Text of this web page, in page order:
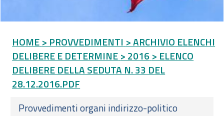
HOME > PROVVEDIMENTI > ARCHIVIO ELENCHI
DELIBERE E DETERMINE > 2016 > ELENCO
DELIBERE DELLA SEDUTA N. 33 DEL
28.12.2016.PDF
Provvedimenti organi indirizzo-politico